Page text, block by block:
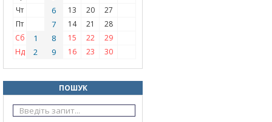
Чт
6 13 20
27
Пт
7 14 21
28
Сб
1 8 15 22
29
Нд
2 9 16 23 30
ПОШУК